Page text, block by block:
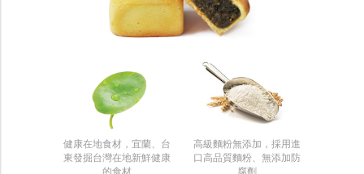
健康在地食材，宜蘭、台
東發掘台灣在地新鮮健康
的食材
高級麵粉無添加，採用進
口高品質麵粉、無添加防
腐劑